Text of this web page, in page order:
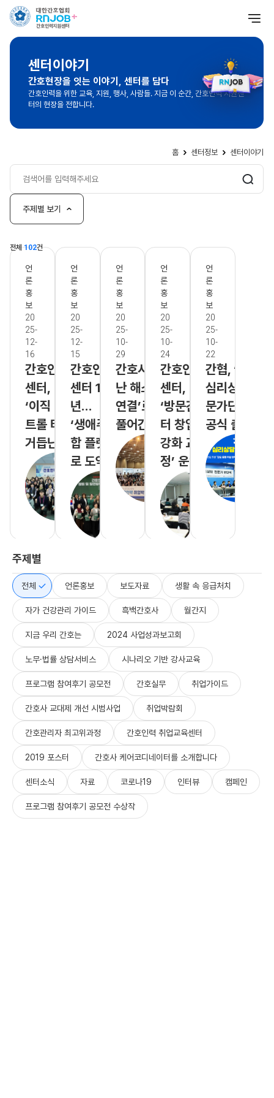
센터이야기
간호현장을 잇는 이야기, 센터를 담다
간호인력을 위한 교육, 지원, 행사, 사람들. 지금 이 순간, 간호인력 지원센
터의 현장을 전합니다.
홈 센터정보 센터이야기
주제별 보기
전체102건
언
론
홍
보
20
25-
12-
16
간호인력지원
센터,
‘이직 방지’ 컨
트롤 타워로
거듭난다
언
론
홍
보
20
25-
12-
15
간호인력지원
센터 10주
년…
‘생애주기 통
합 플랫폼’으
로 도약 선언
언
론
홍
보
20
25-
10-
29
간호사 인력
난 해소 ‘현장
연결’로
풀어간다
언
론
홍
보
20
25-
10-
24
간호인력지원
센터,
‘방문간호센
터 창업 역량
강화 교육과
정’ 운영
언
론
홍
보
20
25-
10-
22
간협, ‘간호사
심리상담 전
문가단’
공식 출범
언
론
홍
보
20
25-
10-
17
2025 경기우
수병원 간호
인력 취업박
람회 10월 2
8일 개최
론
홍
보
20
25-
10-
04
간호사와 함
께하는 추석
건강안심 캠
페인, 전국 K
TX역서 인기
업
박
람
회
20
25-
10-
03
[영상] 2025
인천우수병원
간호인력
취업박람회
현장스케치
론
홍
보
20
25-
10-
01
응급상황 걱
정 없는 추석
귀성길…
간호사와 함
께하는 건강
캠페인
론
홍
보
25-
01
인천 우수병
원 간호인력
취업박람회,
구직자 호평
속 마무리
주제별
전체 언론홍보 보도자료 생활 속 응급처치
자가 건강관리 가이드 흑백간호사 월간지
지금 우리 간호는 2024 사업성과보고회
노무·법률 상담서비스 시나리오 기반 강사교육
프로그램 참여후기 공모전 간호실무 취업가이드
간호사 교대제 개선 시범사업 취업박람회
간호관리자 최고위과정 간호인력 취업교육센터
2019 포스터 간호사 케어코디네이터를 소개합니다
센터소식 자료 코로나19 인터뷰 캠페인
프로그램 참여후기 공모전 수상작